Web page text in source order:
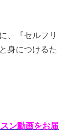
、『セルフリ
身につけるた
ン動画をお届